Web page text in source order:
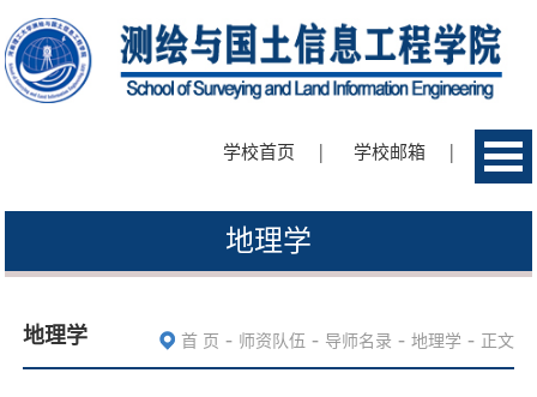
学校首页 | 学校邮箱 |
地理学
地理学 首 页 - 师资队伍 - 导师名录 - 地理学- 正文